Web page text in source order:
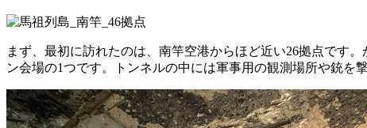
まず、最初に訪れたのは、南竿空港からほど近い26拠点です
ン会場の1つです。トンネルの中には軍事用の観測場所や銃を